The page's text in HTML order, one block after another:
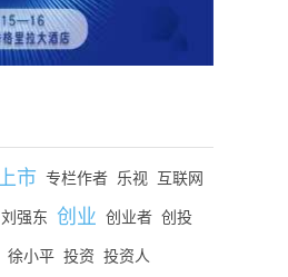
上市 专栏作者 乐视 互联网
刘强东 创业 创业者 创投
徐小平 投资 投资人